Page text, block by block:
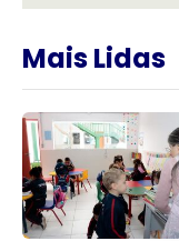
Mais Lidas